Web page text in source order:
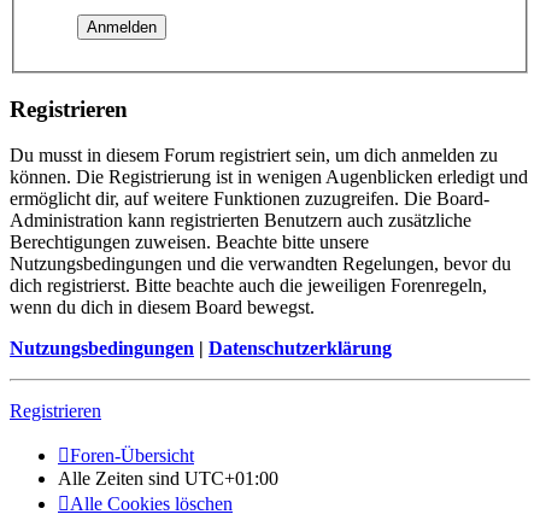
Registrieren
Du musst in diesem Forum registriert sein, um dich anmelden zu
können. Die Registrierung ist in wenigen Augenblicken erledigt und
ermöglicht dir, auf weitere Funktionen zuzugreifen. Die Board-
Administration kann registrierten Benutzern auch zusätzliche
Berechtigungen zuweisen. Beachte bitte unsere
Nutzungsbedingungen und die verwandten Regelungen, bevor du
dich registrierst. Bitte beachte auch die jeweiligen Forenregeln,
wenn du dich in diesem Board bewegst.
Nutzungsbedingungen | Datenschutzerklärung
Registrieren
Foren-Übersicht
Alle Zeiten sind UTC+01:00
Alle Cookies löschen